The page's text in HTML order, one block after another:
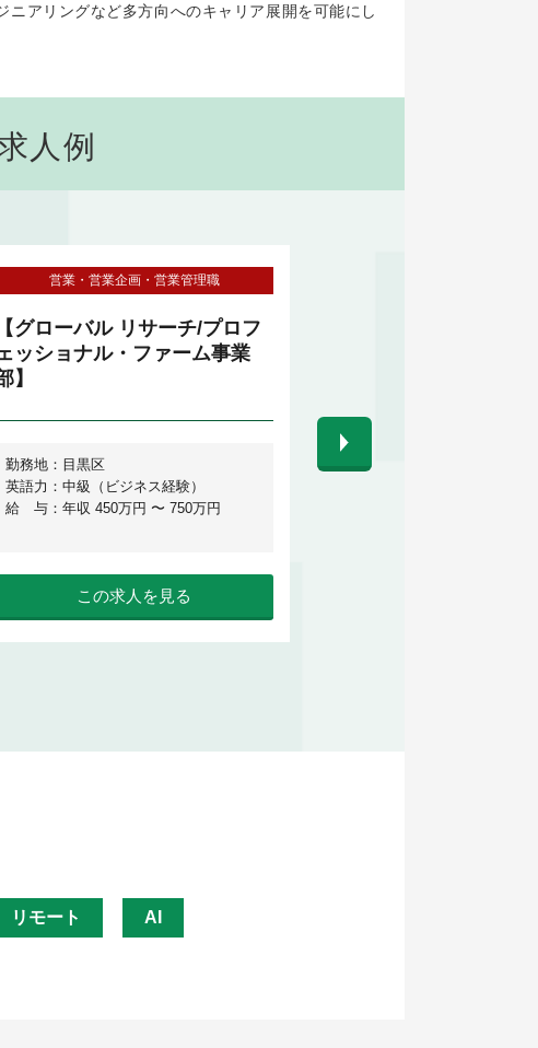
アリングなど多方向へのキャリア展開を可能にし
人例
営業・営業企画・営業管理職
【グローバル リサーチ/プロフ
ッショナル・ファーム事業
】
勤務地：目黒区
英語力：中級（ビジネス経験）
給 与：年収 450万円 〜 750万円
この求人を見る
勤務地：東京都渋谷区 ※メ
リモート AI